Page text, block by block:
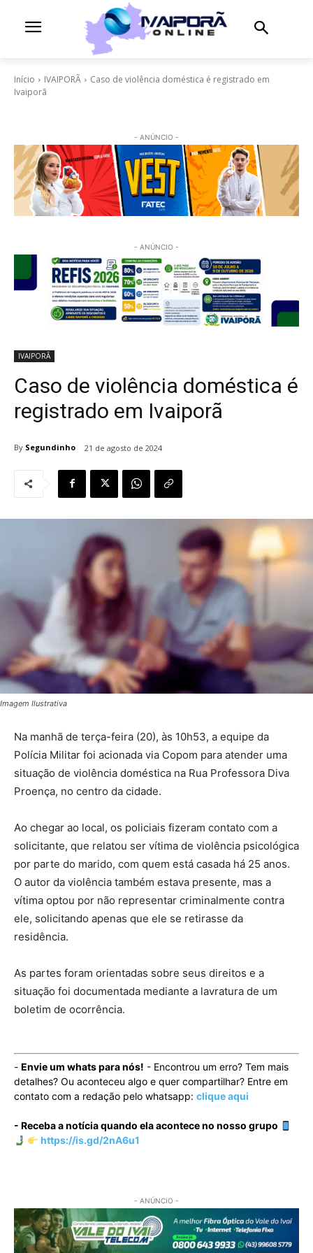
Início IVAIPORÃ
Caso de violência doméstica é registrado em
Ivaiporã
- ANÚNCIO -
- ANÚNCIO -
IVAIPORÃ
Caso de violência doméstica é
registrado em Ivaiporã
By Segundinho 21 de agosto de 2024
Imagem Ilustrativa
Na manhã de terça-feira (20), às 10h53, a equipe da
Polícia Militar foi acionada via Copom para atender uma
situação de violência doméstica na Rua Professora Diva
Proença, no centro da cidade.
Ao chegar ao local, os policiais fizeram contato com a
solicitante, que relatou ser vítima de violência psicológica
por parte do marido, com quem está casada há 25 anos.
O autor da violência também estava presente, mas a
vítima optou por não representar criminalmente contra
ele, solicitando apenas que ele se retirasse da
residência.
As partes foram orientadas sobre seus direitos e a
situação foi documentada mediante a lavratura de um
boletim de ocorrência.
- Envie um whats para nós! - Encontrou um erro? Tem mais
detalhes? Ou aconteceu algo e quer compartilhar? Entre em
contato com a redação pelo whatsapp: clique aqui
- Receba a notícia quando ela acontece no nosso grupo
https://is.gd/2nA6u1
- ANÚNCIO -